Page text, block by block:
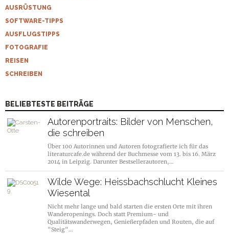
AUSRÜSTUNG
SOFTWARE-TIPPS
AUSFLUGSTIPPS
FOTOGRAFIE
REISEN
SCHREIBEN
BELIEBTESTE BEITRÄGE
Autorenportraits: Bilder von Menschen,
die schreiben
Über 100 Autorinnen und Autoren fotografierte ich für das
literaturcafe.de während der Buchmesse vom 13. bis 16. März
2014 in Leipzig. Darunter Bestsellerautoren,…
Wilde Wege: Heissbachschlucht Kleines
Wiesental
Nicht mehr lange und bald starten die ersten Orte mit ihren
Wanderopenings. Doch statt Premium- und
Qualitätswanderwegen, Genießerpfaden und Routen, die auf
"Steig"…